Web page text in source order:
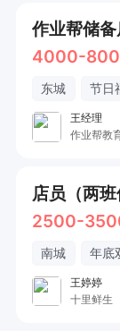
作业帮储
4000-
东城 节日
王经理
作业帮教
店员（两
2500-
南城 年底
王婷婷
十里鲜生